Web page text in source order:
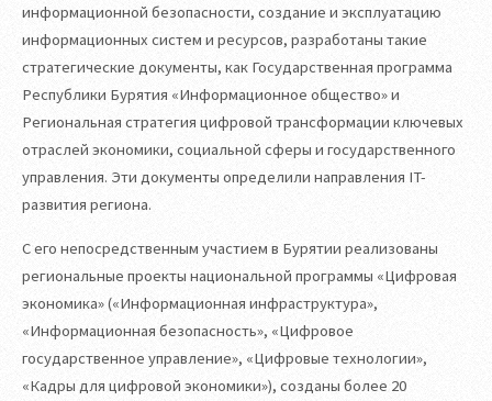
информационной безопасности, создание и эксплуатацию
информационных систем и ресурсов, разработаны такие
стратегические документы, как Государственная программа
Республики Бурятия «Информационное общество» и
Региональная стратегия цифровой трансформации ключевых
отраслей экономики, социальной сферы и государственного
управления. Эти документы определили направления IT-
развития региона.
С его непосредственным участием в Бурятии реализованы
региональные проекты национальной программы «Цифровая
экономика» («Информационная инфраструктура»,
«Информационная безопасность», «Цифровое
государственное управление», «Цифровые технологии»,
«Кадры для цифровой экономики»), созданы более 20